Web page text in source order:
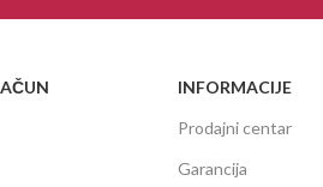
INFORMACIJE
Prodajni centar
Garancija